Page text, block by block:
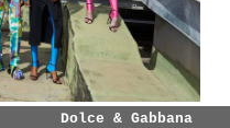
Dolce & Gabbana